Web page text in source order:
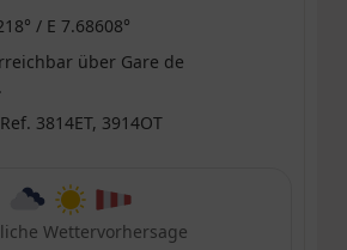
/ E 7.68608°
über Gare de
Ref. 3814ET, 3914OT
Wettervorhersage